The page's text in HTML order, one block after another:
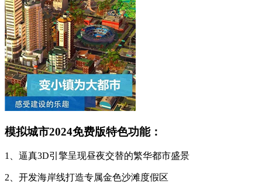
模拟城市2024免费版特色功能：
1、逼真3D引擎呈现昼夜交替的繁华都市盛景
2、开发海岸线打造专属金色沙滩度假区